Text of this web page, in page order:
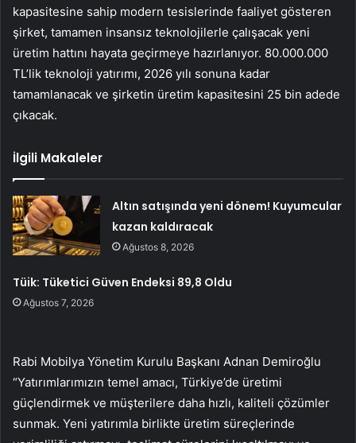
kapasitesine sahip modern tesislerinde faaliyet gösteren
şirket, tamamen insansız teknolojilerle çalışacak yeni
üretim hattını hayata geçirmeye hazırlanıyor. 80.000.000
TL’lik teknoloji yatırımı, 2026 yılı sonuna kadar
tamamlanacak ve şirketin üretim kapasitesini 25 bin adede
çıkacak.
İlgili Makaleler
Altın satışında yeni dönem! Kuyumcular
kazan kaldıracak
Ağustos 8, 2026
Tüik: Tüketici Güven Endeksi 89,8 Oldu
Ağustos 7, 2026
Rabi Mobilya Yönetim Kurulu Başkanı Adnan Demiroğlu
“Yatırımlarımızın temel amacı, Türkiye’de üretimi
güçlendirmek ve müşterilere daha hızlı, kaliteli çözümler
sunmak. Yeni yatırımla birlikte üretim süreçlerinde